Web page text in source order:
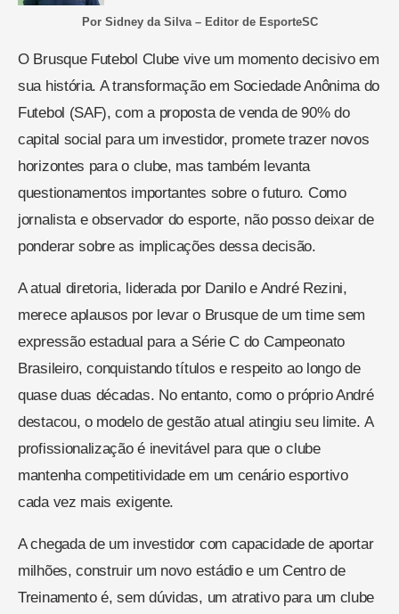
Por Sidney da Silva – Editor de EsporteSC
O Brusque Futebol Clube vive um momento decisivo em
sua história. A transformação em Sociedade Anônima do
Futebol (SAF), com a proposta de venda de 90% do
capital social para um investidor, promete trazer novos
horizontes para o clube, mas também levanta
questionamentos importantes sobre o futuro. Como
jornalista e observador do esporte, não posso deixar de
ponderar sobre as implicações dessa decisão.
A atual diretoria, liderada por Danilo e André Rezini,
merece aplausos por levar o Brusque de um time sem
expressão estadual para a Série C do Campeonato
Brasileiro, conquistando títulos e respeito ao longo de
quase duas décadas. No entanto, como o próprio André
destacou, o modelo de gestão atual atingiu seu limite. A
profissionalização é inevitável para que o clube
mantenha competitividade em um cenário esportivo
cada vez mais exigente.
A chegada de um investidor com capacidade de aportar
milhões, construir um novo estádio e um Centro de
Treinamento é, sem dúvidas, um atrativo para um clube